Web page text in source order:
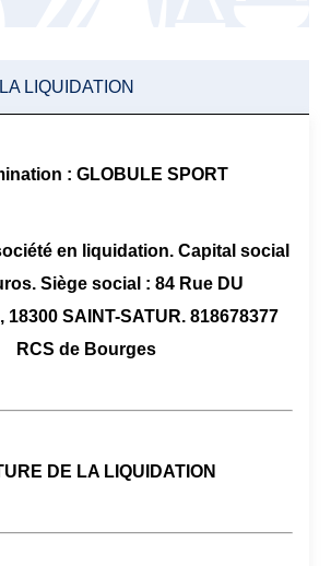
LIQUIDATION
: GLOBULE SPORT
en liquidation. Capital social
Siège social : 84 Rue DU
18300 SAINT-SATUR. 818678377
RCS de Bourges
DE LA LIQUIDATION